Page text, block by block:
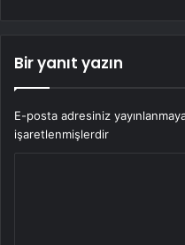
Bir yanıt yazın
E-posta adresiniz
işaretlenmişlerdir